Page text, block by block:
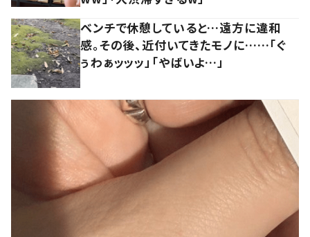
ベンチで休憩していると…遠方に違和
感。その後、近付いてきたモノに……「ぐ
ぅわぁッッッ」「やばいよ…」